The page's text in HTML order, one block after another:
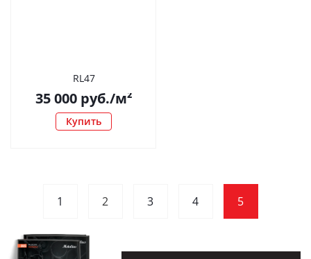
RL47
35 000руб./м²
Купить
1 2 3 4 5